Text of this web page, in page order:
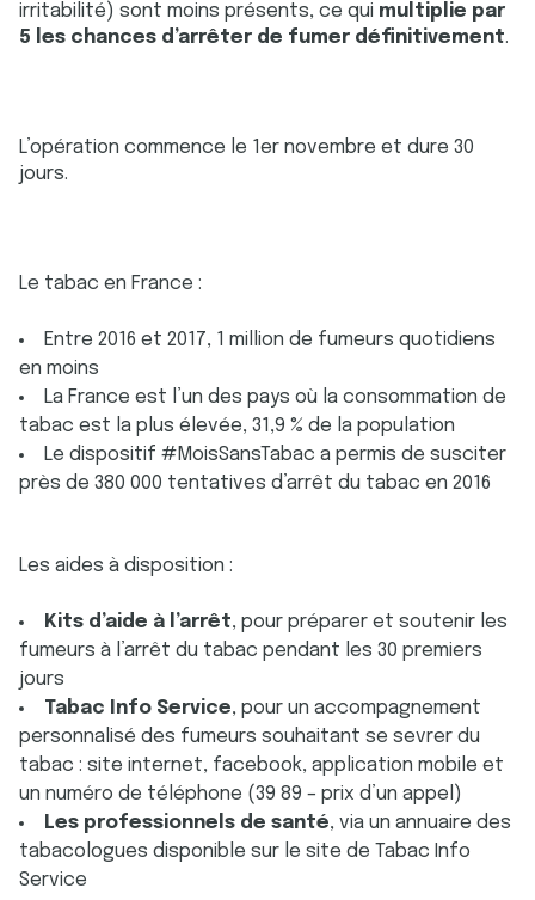
irritabilité) sont moins présents, ce qui multiplie par
5 les chances d’arrêter de fumer définitivement.
L’opération commence le 1er novembre et dure 30
jours.
Le tabac en France :
Entre 2016 et 2017, 1 million de fumeurs quotidiens
en moins
La France est l’un des pays où la consommation de
tabac est la plus élevée, 31,9 % de la population
Le dispositif #MoisSansTabac a permis de susciter
près de 380 000 tentatives d’arrêt du tabac en 2016
Les aides à disposition :
Kits d’aide à l’arrêt, pour préparer et soutenir les
fumeurs à l’arrêt du tabac pendant les 30 premiers
jours
Tabac Info Service, pour un accompagnement
personnalisé des fumeurs souhaitant se sevrer du
tabac : site internet, facebook, application mobile et
un numéro de téléphone (39 89 – prix d’un appel)
Les professionnels de santé, via un annuaire des
tabacologues disponible sur le site de Tabac Info
Service